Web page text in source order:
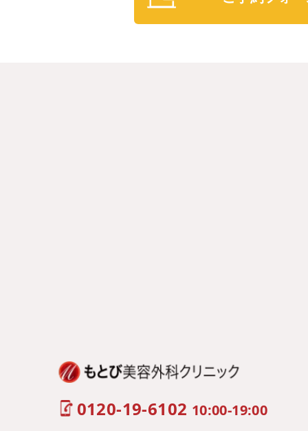
0120-19-6102 10:00-19:00